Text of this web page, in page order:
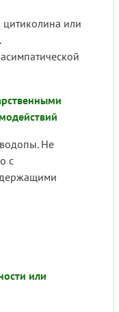
цитиколина или
Не
с
или